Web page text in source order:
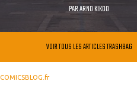
PARARNO KIKOO
VOIR TOUS LES ARTICLES TRASHBAG
COMICSBLOG.fr